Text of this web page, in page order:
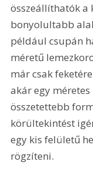
összeállíthatók a
bonyolultabb
például csupán
méretű
már csak
akár egy
összetettebb
körültekintést
egy kis felületű
rögzíteni.